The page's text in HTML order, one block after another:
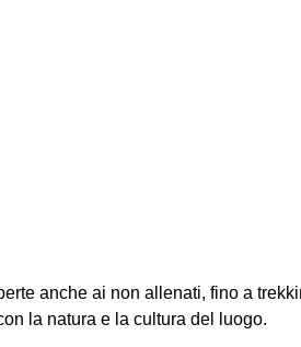
anche ai non allenati, fino a
la natura e la cultura del luogo.